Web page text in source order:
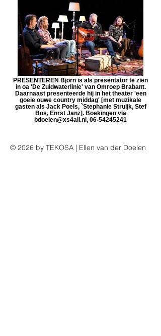
PRESENTEREN Björn is als presentator te zien
in oa 'De Zuidwaterlinie' van Omroep Brabant.
Daarnaast presenteerde hij in het theater 'een
goeie ouwe country middag' [met muzikale
gasten als Jack Poels, `Stephanie Struijk, Stef
Bos, Enrst Janz]. Boekingen via
bdoelen@xs4all.nl, 06-54245241
© 2026 by TEKOSA | Ellen van der Doelen